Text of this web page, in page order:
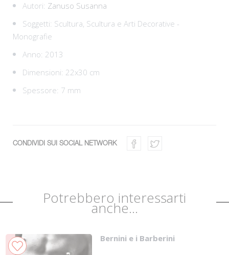
Autori: Zanuso Susanna
Soggetti: Scultura, Scultura e Arti Decorative -
Monografie
Anno: 2013
Dimensioni: 22x30 cm
Spessore: 7 mm
CONDIVIDI SUI SOCIAL NETWORK
Potrebbero interessarti
anche...
Bernini e i Barberini